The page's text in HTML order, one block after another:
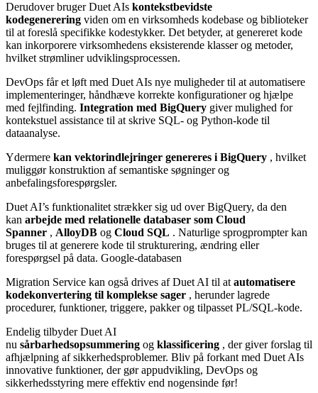
Derudover bruger Duet AIs kontekstbevidste
kodegenerering viden om en virksomheds kodebase og biblioteker
til at foreslå specifikke kodestykker. Det betyder, at genereret kode
kan inkorporere virksomhedens eksisterende klasser og metoder,
hvilket strømliner udviklingsprocessen.
DevOps får et løft med Duet AIs nye muligheder til at automatisere
implementeringer, håndhæve korrekte konfigurationer og hjælpe
med fejlfinding. Integration med BigQuery giver mulighed for
kontekstuel assistance til at skrive SQL- og Python-kode til
dataanalyse.
Ydermere kan vektorindlejringer genereres i BigQuery , hvilket
muliggør konstruktion af semantiske søgninger og
anbefalingsforespørgsler.
Duet AI’s funktionalitet strækker sig ud over BigQuery, da den
kan arbejde med relationelle databaser som Cloud
Spanner , AlloyDB og Cloud SQL . Naturlige sprogprompter kan
bruges til at generere kode til strukturering, ændring eller
forespørgsel på data. Google-databasen
Migration Service kan også drives af Duet AI til atautomatisere
kodekonvertering til komplekse sager , herunder lagrede
procedurer, funktioner, triggere, pakker og tilpasset PL/SQL-kode.
Endelig tilbyder Duet AI
nu sårbarhedsopsummering og klassificering , der giver forslag til
afhjælpning af sikkerhedsproblemer. Bliv på forkant med Duet AIs
innovative funktioner, der gør appudvikling, DevOps og
sikkerhedsstyring mere effektiv end nogensinde før!